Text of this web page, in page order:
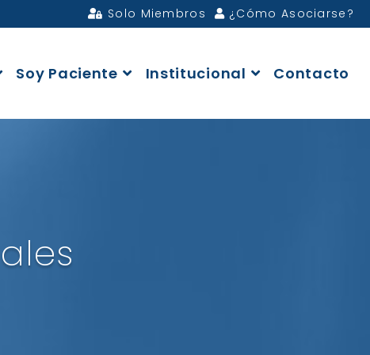
Solo Miembros ¿Cómo Asociarse?
Soy Paciente Institucional Contacto